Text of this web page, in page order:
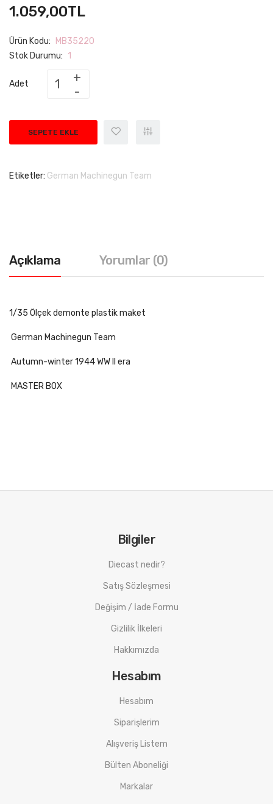
1.059,00TL
Ürün Kodu:
MB35220
Stok Durumu: 1
Adet
SEPETE EKLE
Etiketler: German Machinegun Team
Açıklama Yorumlar (0)
1/35 Ölçek demonte plastik maket
German Machinegun Team
Autumn-winter 1944 WW II era
MASTER BOX
Bilgiler
Diecast nedir?
Satış Sözleşmesi
Değişim / İade Formu
Gizlilik İlkeleri
Hakkımızda
Hesabım
Hesabım
Siparişlerim
Alışveriş Listem
Bülten Aboneliği
Markalar